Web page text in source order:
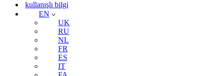
kullanışlı bilgi
EN
UK
RU
NL
FR
ES
IT